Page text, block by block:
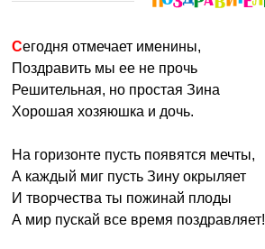
Сегодня отмечает именины,
Поздравить мы ее не прочь
Решительная, но простая Зина
Хорошая хозяюшка и дочь.
На горизонте пусть появятся мечты,
А каждый миг пусть Зину окрыляет
И творчества ты пожинай плоды
А мир пускай все время поздравляет!